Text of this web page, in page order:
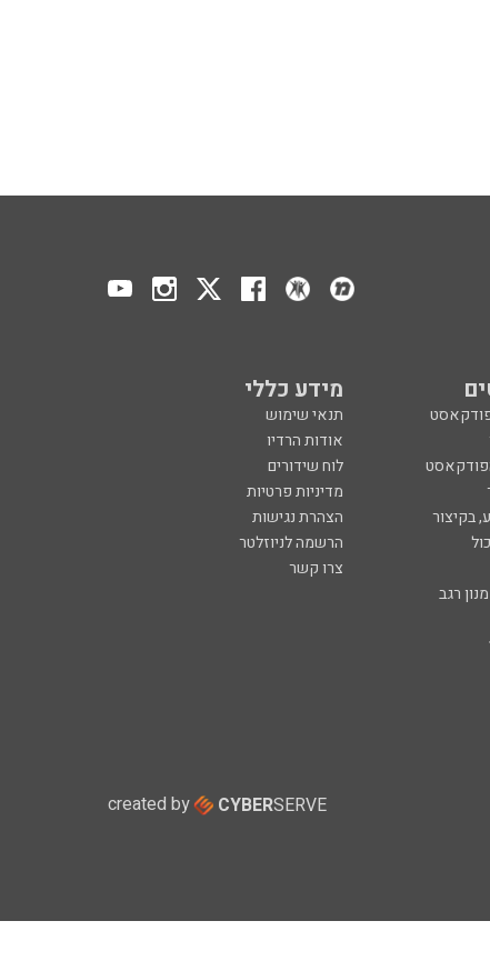
מידע כללי
תנאי שימוש
אודות הרדיו
לוח שידורים
מדיניות פרטיות
בקיצור
הצהרת נגישות
הרשמה לניוזלטר
צרו קשר
רגב
created by CYBERSERVE